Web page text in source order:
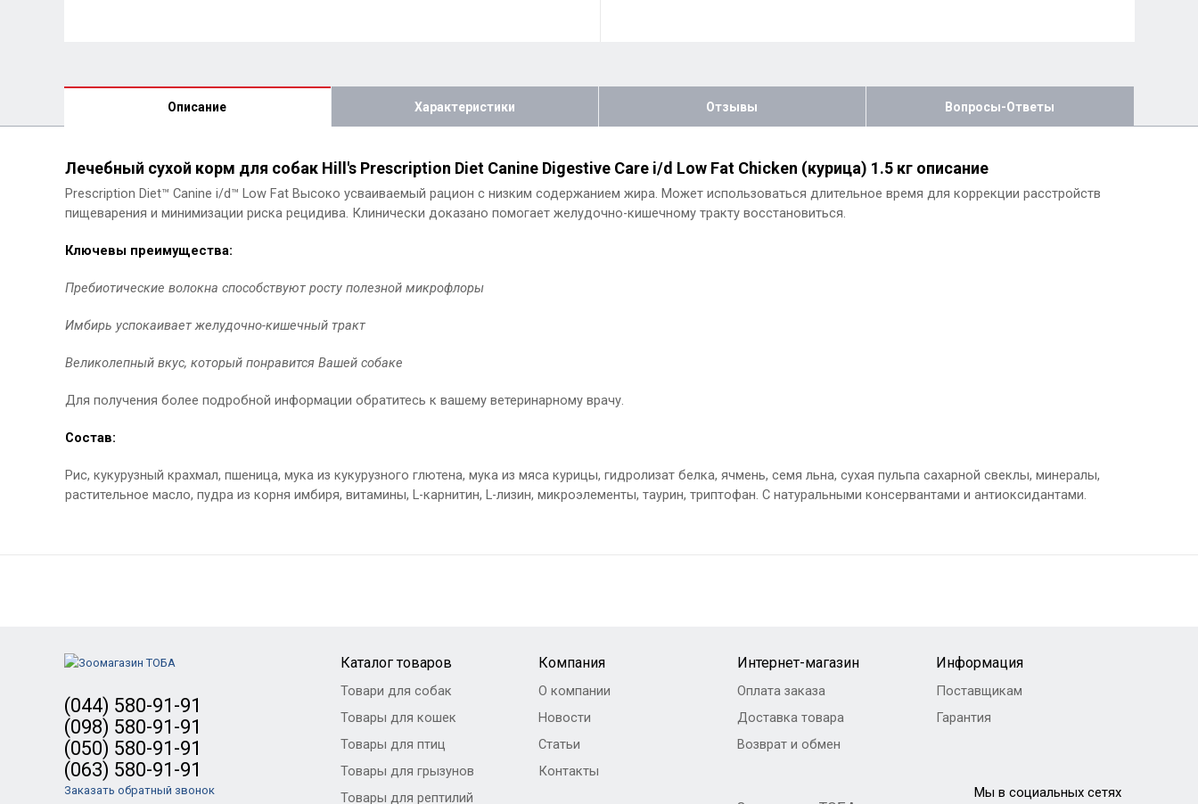
Описание Характеристики Отзывы Вопросы-Ответы
Лечебный сухой корм для собак Hill's Prescription Diet Canine Digestive Care i/d Low Fat Chicken (курица) 1.5 кг описание
Prescription Diet™ Canine i/d™ Low Fat Высоко усваиваемый рацион с низким содержанием жира. Может использоваться длительное время для коррекции расстройств
пищеварения и минимизации риска рецидива. Клинически доказано помогает желудочно-кишечному тракту восстановиться.
Ключевы преимущества:
Пребиотические волокна способствуют росту полезной микрофлоры
Имбирь успокаивает желудочно-кишечный тракт
Великолепный вкус, который понравится Вашей собаке
Для получения более подробной информации обратитесь к вашему ветеринарному врачу.
Состав:
Рис, кукурузный крахмал, пшеница, мука из кукурузного глютена, мука из мяса курицы, гидролизат белка, ячмень, семя льна, сухая пульпа сахарной свеклы, минералы,
растительное масло, пудра из корня имбиря, витамины, L-карнитин, L-лизин, микроэлементы, таурин, триптофан. С натуральными консервантами и антиоксидантами.
(044) 580-91-91
(098) 580-91-91
(050) 580-91-91
(063) 580-91-91
Заказать обратный звонок
Каталог товаров
Товари для собак
Товары для кошек
Товары для птиц
Товары для грызунов
Товары для рептилий
Компания
О компании
Новости
Статьи
Контакты
Интернет-магазин
Оплата заказа
Доставка товара
Возврат и обмен
Информация
Поставщикам
Гарантия
Мы в социальных сетях